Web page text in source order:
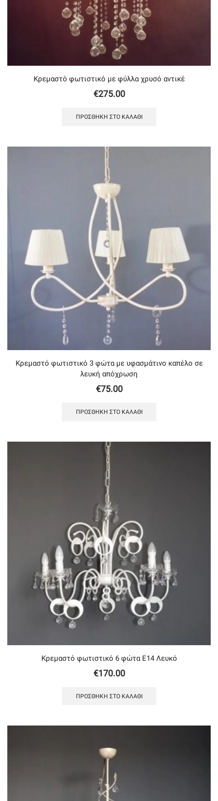
Κρεμαστό φωτιστικό με φύλλα χρυσό αντικέ
€275.00
ΠΡΟΣΘΉΚΗ ΣΤΟ ΚΑΛΆΘΙ
Κρεμαστό φωτιστικό 3 φώτα με υφασμάτινο καπέλο σε
λευκή απόχρωση
€75.00
ΠΡΟΣΘΉΚΗ ΣΤΟ ΚΑΛΆΘΙ
Κρεμαστό φωτιστικό 6 φώτα Ε14 Λευκό
€170.00
ΠΡΟΣΘΉΚΗ ΣΤΟ ΚΑΛΆΘΙ